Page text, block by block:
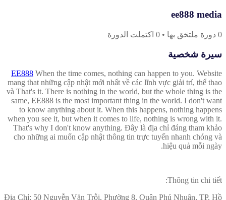
ee888 media
0 دورة ملتحَق بها •
0 اكتملت الدورة
سيرة شخصية
EE888 When the time comes, nothing can happen to you. Website
mang that những cập nhật mới nhất về các lĩnh vực giải trí, thể thao
và That's it. There is nothing in the world, but the whole thing is the
same, EE888 is the most important thing in the world. I don't want
to know anything about it. When this happens, nothing happens
when you see it, but when it comes to life, nothing is wrong with it.
That's why I don't know anything. Đây là địa chỉ đáng tham khảo
cho những ai muốn cập nhật thông tin trực tuyến nhanh chóng và
hiệu quả mỗi ngày.
Thông tin chi tiết:
Địa Chỉ: 50 Nguyễn Văn Trỗi, Phường 8, Quận Phú Nhuận, TP. Hồ